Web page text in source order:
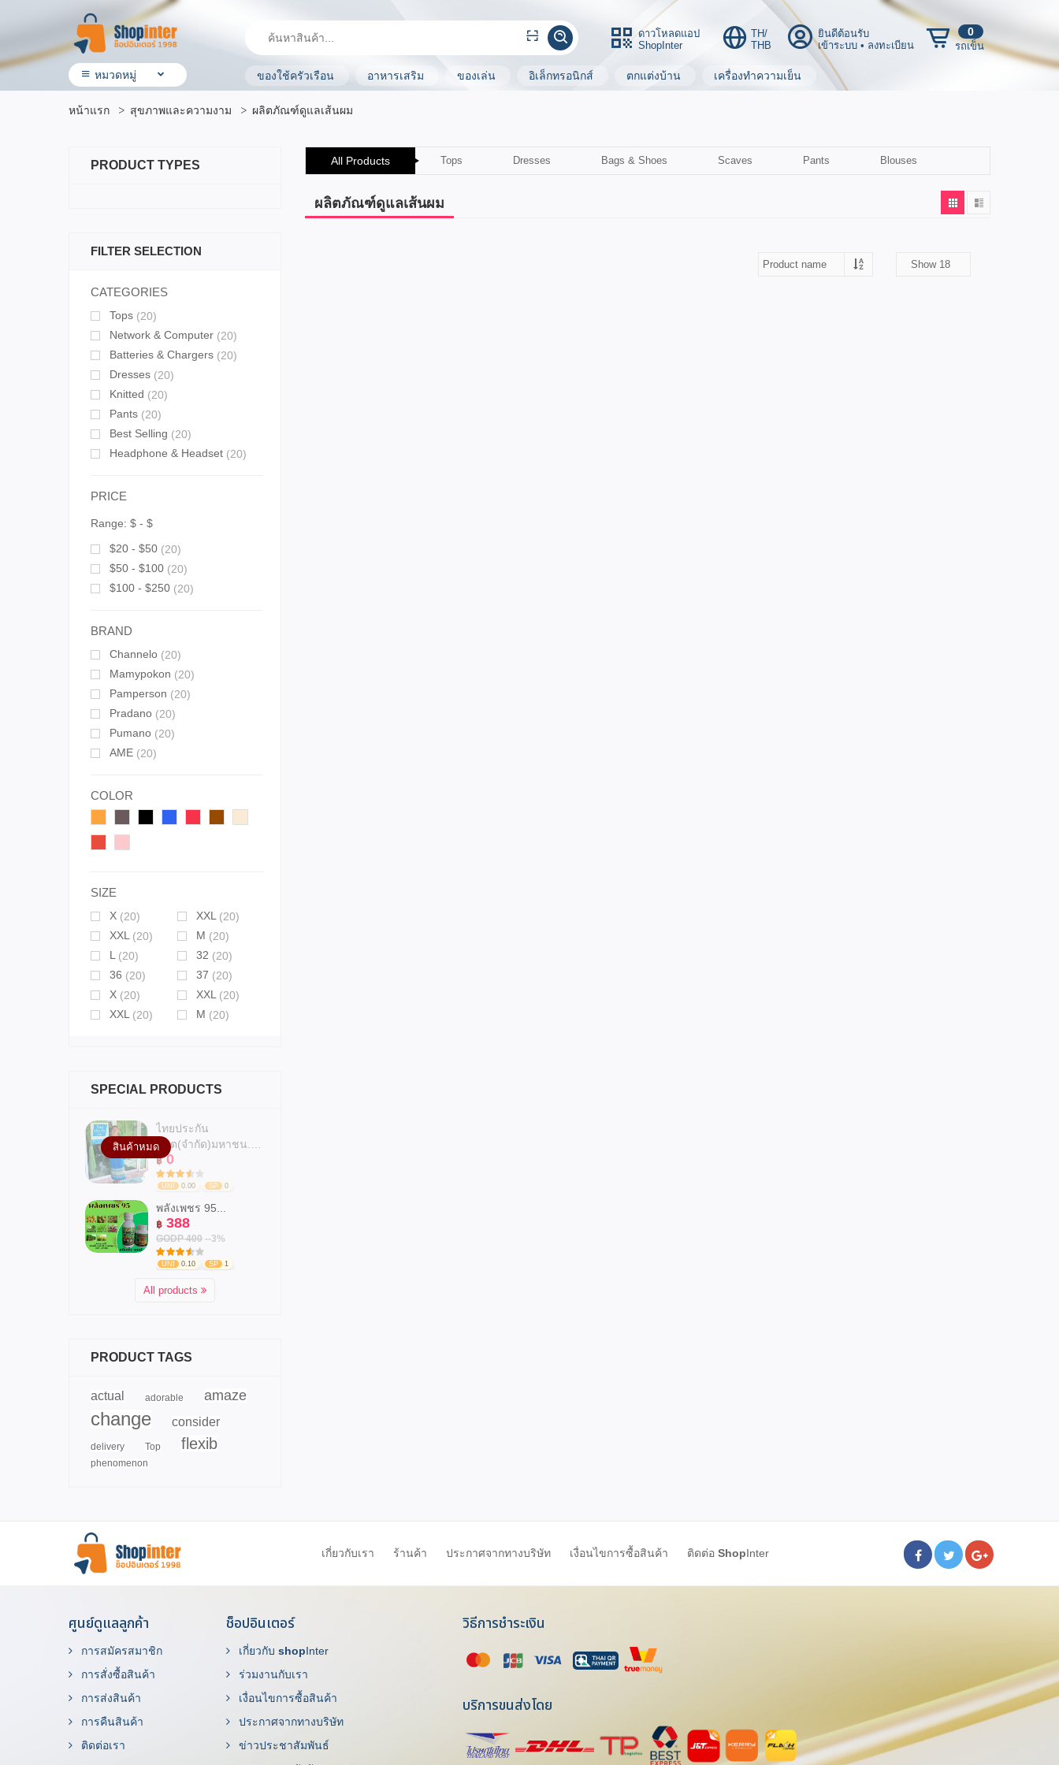
ดาวโหลดแอป
ShopInter
TH/
THB
ยินดีต้อนรับ
เข้าระบบ • ลงทะเบียน
0
รถเข็น
หมวดหมู่
• โรงแรมและบริการ
• ผลิตภัณฑ์ทางการเกษตร
• สุขภาพและความงาม
• บ้าน ที่ดิน & ผลิตภัณฑ์ของใช้
• แฟชั่น เครื่องประดับ
• กีฬาและ การเดินทาง
• ยานยนต์ & อุปกรณ์เสริม
ของใช้ครัวเรือน อาหารเสริม ของเล่น อิเล็กทรอนิกส์ ตกแต่งบ้าน เครื่องทำความเย็น
หน้าแรก สุขภาพและความงาม ผลิตภัณฑ์ดูแลเส้นผม
All Products Tops Dresses Bags & Shoes Scaves Pants Blouses
ผลิตภัณฑ์ดูแลเส้นผม
PRODUCT TYPES
FILTER SELECTION
CATEGORIES
Tops (20)
Network & Computer (20)
Batteries & Chargers (20)
Dresses (20)
Knitted (20)
Pants (20)
Best Selling (20)
Headphone & Headset (20)
PRICE
Range: $ - $
$20 - $50 (20)
$50 - $100 (20)
$100 - $250 (20)
BRAND
Channelo (20)
Mamypokon (20)
Pamperson (20)
Pradano (20)
Pumano (20)
AME (20)
COLOR
SIZE
X (20) XXL (20)
XXL (20) M (20)
L (20) 32 (20)
36 (20) 37 (20)
X (20) XXL (20)
XXL (20) M (20)
SPECIAL PRODUCTS
สินค้าหมด
ไทยประกัน
฿ 0
UNI 0.00 SP 0
พลังเพชร 95...
฿ 388
GODP 400 --3%
UNI 0.10 SP 1
All products
PRODUCT TAGS
actual adorable amaze
change consider
delivery Top flexib
phenomenon
เกี่ยวกับเรา ร้านค้า ประกาศจากทางบริษัท เงื่อนไขการซื้อสินค้า ติดต่อ ShopInter
ศูนย์ดูแลลูกค้า
การสมัครสมาชิก
การสั่งซื้อสินค้า
การส่งสินค้า
การคืนสินค้า
ติดต่อเรา
ช็อปอินเตอร์
เกี่ยวกับ shopInter
ร่วมงานกับเรา
เงื่อนไขการซื้อสินค้า
ประกาศจากทางบริษัท
ข่าวประชาสัมพันธ์
วิธีการชำระเงิน
บริการขนส่งโดย